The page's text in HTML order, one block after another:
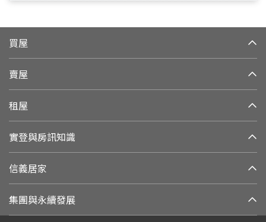
買屋
賣屋
租屋
實登與房訊知識
信義居家
集團與永續發展